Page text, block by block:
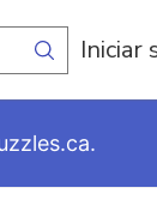
Iniciar